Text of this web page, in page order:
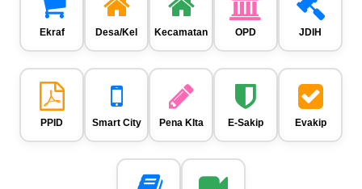
Ekraf Desa/Kel Kecamatan OPD JDIH
PPID Smart City Pena KIta E-Sakip Evakip